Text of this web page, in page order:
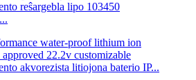
reŝargebla lipo 103450
akvorezista litiojona baterio IP...